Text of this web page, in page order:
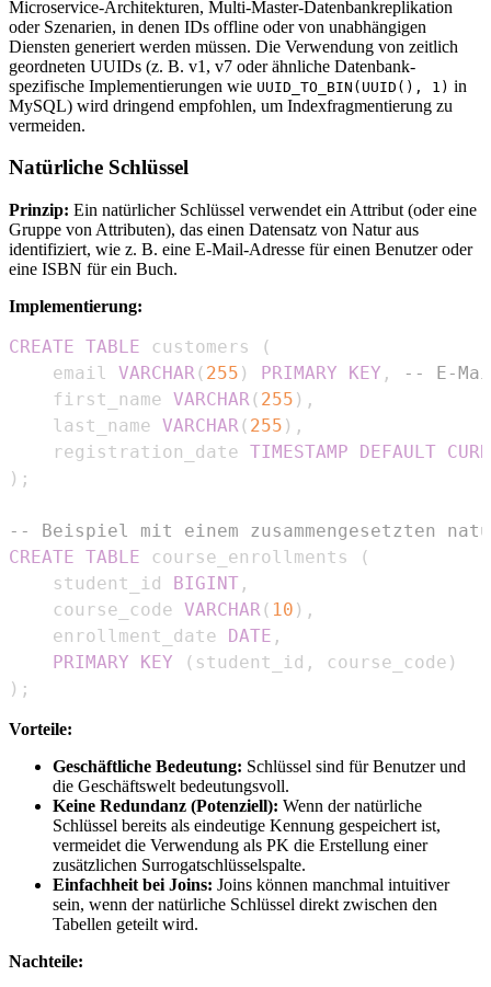
Microservice-Architekturen, Multi-Master-Datenbankreplikation
oder Szenarien, in denen IDs offline oder von unabhängigen
Diensten generiert werden müssen. Die Verwendung von zeitlich
geordneten UUIDs (z. B. v1, v7 oder ähnliche Datenbank-
spezifische Implementierungen wie UUID_TO_BIN(UUID(), 1) in
MySQL) wird dringend empfohlen, um Indexfragmentierung zu
vermeiden.
Natürliche Schlüssel
Prinzip: Ein natürlicher Schlüssel verwendet ein Attribut (oder eine
Gruppe von Attributen), das einen Datensatz von Natur aus
identifiziert, wie z. B. eine E-Mail-Adresse für einen Benutzer oder
eine ISBN für ein Buch.
Implementierung:
CREATE TABLE customers
(
    email
VARCHAR( 255 ) PRIMARY KEY ,
-- E-
    first_name
VARCHAR( 255 ) ,
    last_name
VARCHAR( 255 ) ,
    registration_date
TIMESTAMP DEFAULT
) ;
-- Beispiel mit einem zusammengesetzten
CREATE TABLE course_enrollments
(
    student_id
BIGINT ,
    course_code
VARCHAR( 10 ) ,
    enrollment_date
DATE ,
PRIMARY
KEY ( student_id , course_code )
) ;
Vorteile:
Geschäftliche Bedeutung: Schlüssel sind für Benutzer und
die Geschäftswelt bedeutungsvoll.
Keine Redundanz (Potenziell): Wenn der natürliche
Schlüssel bereits als eindeutige Kennung gespeichert ist,
vermeidet die Verwendung als PK die Erstellung einer
zusätzlichen Surrogatschlüsselspalte.
Einfachheit bei Joins: Joins können manchmal intuitiver
sein, wenn der natürliche Schlüssel direkt zwischen den
Tabellen geteilt wird.
Nachteile: